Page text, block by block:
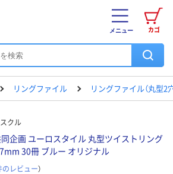
カゴ
メニュー
リングファイル リングファイル（丸型2
クル
企画 ユーロスタイル 丸型ツイストリング
30冊 ブルー オリジナル
のレビュー）